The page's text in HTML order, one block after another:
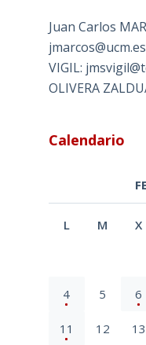
Juan Carlos
VIGIL:
OLIVERA
Calendario
L M X
4 5 6
11 12 13